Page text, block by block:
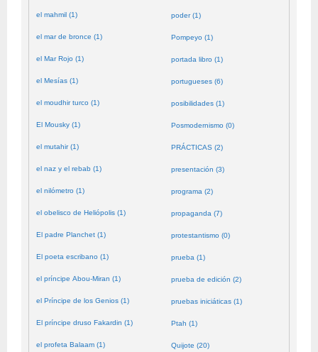
el mahmil (1)
el mar de bronce (1)
el Mar Rojo (1)
el Mesías (1)
el moudhir turco (1)
El Mousky (1)
el mutahir (1)
el naz y el rebab (1)
el nilómetro (1)
el obelisco de Heliópolis (1)
El padre Planchet (1)
El poeta escribano (1)
el príncipe Abou-Miran (1)
el Príncipe de los Genios (1)
El príncipe druso Fakardin (1)
el profeta Balaam (1)
poder (1)
Pompeyo (1)
portada libro (1)
portugueses (6)
posibilidades (1)
Posmodernismo (0)
PRÁCTICAS (2)
presentación (3)
programa (2)
propaganda (7)
protestantismo (0)
prueba (1)
prueba de edición (2)
pruebas iniciáticas (1)
Ptah (1)
Quijote (20)